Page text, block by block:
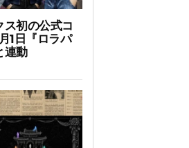
ス初の公式コ
1日『ロラパ
連動